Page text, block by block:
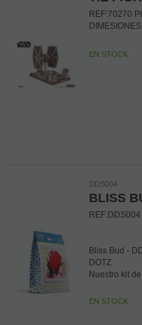
REF:70270
EN STOCK
DDS004
BLISS
REF:DDS004
Bliss Bud -
DOTZ
Nuestro kit
necesario
EN STOCK